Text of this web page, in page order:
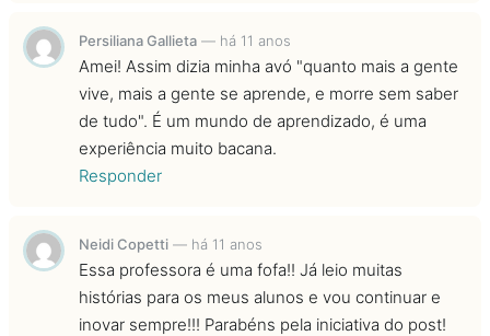
Persiliana Gallieta — há 11 anos
Amei! Assim dizia minha avó "quanto mais a gente
vive, mais a gente se aprende, e morre sem saber
de tudo". É um mundo de aprendizado, é uma
experiência muito bacana.
Responder
Neidi Copetti — há 11 anos
Essa professora é uma fofa!! Já leio muitas
histórias para os meus alunos e vou continuar e
inovar sempre!!! Parabéns pela iniciativa do post!